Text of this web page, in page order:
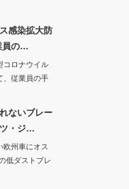
感染拡大防
員の…
コロナウイル
、従業員の手
ないブレー
・ジ…
欧州車にオス
低ダストブレ